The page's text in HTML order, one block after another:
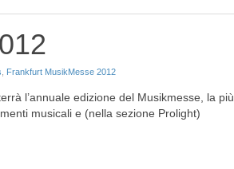
Frankfurt MusikMesse 2012
l’annuale edizione del Musikmesse, la più
musicali e (nella sezione Prolight)